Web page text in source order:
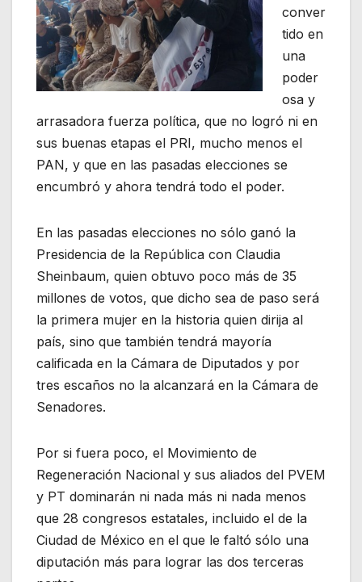
conver
tido en
una
poder
osa y
arrasadora fuerza política, que no logró ni en
sus buenas etapas el PRI, mucho menos el
PAN, y que en las pasadas elecciones se
encumbró y ahora tendrá todo el poder.
En las pasadas elecciones no sólo ganó la
Presidencia de la República con Claudia
Sheinbaum, quien obtuvo poco más de 35
millones de votos, que dicho sea de paso será
la primera mujer en la historia quien dirija al
país, sino que también tendrá mayoría
calificada en la Cámara de Diputados y por
tres escaños no la alcanzará en la Cámara de
Senadores.
Por si fuera poco, el Movimiento de
Regeneración Nacional y sus aliados del PVEM
y PT dominarán ni nada más ni nada menos
que 28 congresos estatales, incluido el de la
Ciudad de México en el que le faltó sólo una
diputación más para lograr las dos terceras